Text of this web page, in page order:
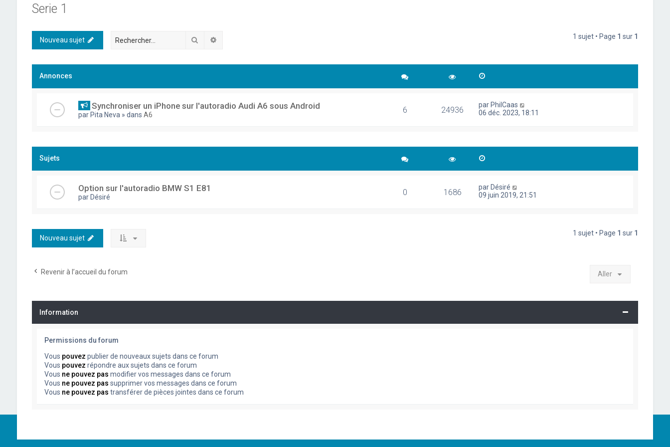
Serie 1
Nouveau sujet Rechercher 1 sujet • Page 1 sur 1
Annonces
Synchroniser un iPhone sur l'autoradio Audi A6 sous Android
par Pita Neva » dans A6 6 24936 par PhilCaas
06 déc. 2023, 18:11
Sujets
Option sur l'autoradio BMW S1 E81
par Désiré 0 1686 par Désiré
09 juin 2019, 21:51
Nouveau sujet
1 sujet • Page 1 sur 1
Revenir à l’accueil du forum Aller
Information
Permissions du forum
Vous pouvez publier de nouveaux sujets dans ce forum
Vous pouvez répondre aux sujets dans ce forum
Vous ne pouvez pas modifier vos messages dans ce forum
Vous ne pouvez pas supprimer vos messages dans ce forum
Vous ne pouvez pas transférer de pièces jointes dans ce forum